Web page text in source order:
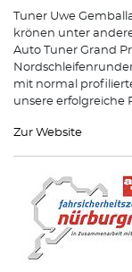
Tuner Uwe
krönen unter
Auto Tuner Grand
mit normal
unsere erfolgreiche
Zur Website